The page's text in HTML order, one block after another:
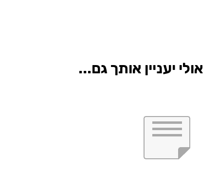
אולי יעניין אותך גם...